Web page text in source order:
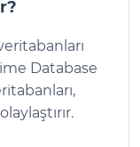
Database